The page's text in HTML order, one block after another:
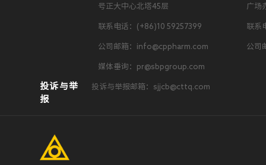
号正大中心北塔45层
联系电话：(+86)10 59257399
公司邮箱：info@cppharm.com
媒体垂询：pr@sbpgroup.com
广场
联系
公司
投诉与举
报
投诉与举报邮箱：sjjcb@cttq.com